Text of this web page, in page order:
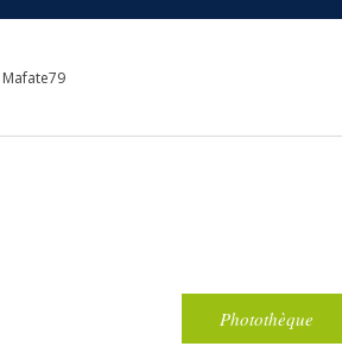
navigation
Photothèque